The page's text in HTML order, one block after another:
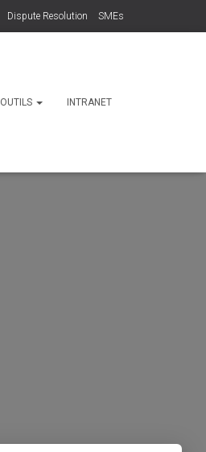
Dispute Resolution SMEs
OUTILS INTRANET